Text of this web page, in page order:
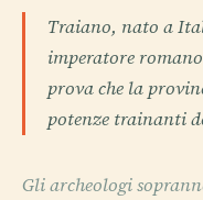
Traiano, nato a
imperatore
prova che la
potenze trainanti
Gli archeologi